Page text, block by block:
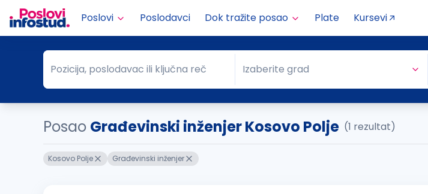
Poslovi Poslodavci Dok tražite posao Plate Kursevi
Pozicija, poslodavac ili ključna reč
Pozicija, poslodavac ili ključna reč Grad
Izaberite grad
Posao Građevinski inženjer Kosovo Polje (1 rezultat)
Kosovo Polje Građevinski inženjer